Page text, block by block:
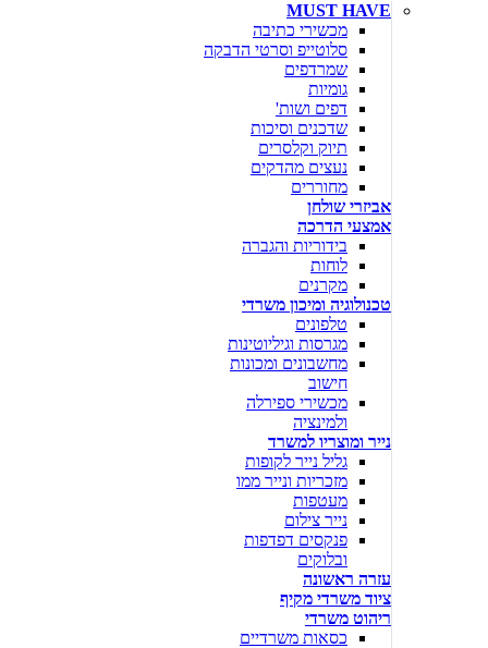
MUST HAVE
מכשירי כתיבה
סלוטייפ וסרטי הדבקה
שמרדפים
גומיות
דפים ושות'
שדכנים וסיכות
תיוק וקלסרים
נעצים מהדקים
מחוררים
אביזרי שולחן
אמצעי הדרכה
בידוריות והגברה
לוחות
מקרנים
טכנולוגיה ומיכון משרדי
טלפונים
מגרסות וגיליוטינות
מחשבונים ומכונות
חישוב
מכשירי ספירלה
ולמינציה
נייר ומוצריו למשרד
גליל נייר לקופות
מזכריות ונייר ממו
מעטפות
נייר צילום
פנקסים דפדפות
ובלוקים
עזרה ראשונה
ציוד משרדי מקיף
ריהוט משרדי
כסאות משרדיים